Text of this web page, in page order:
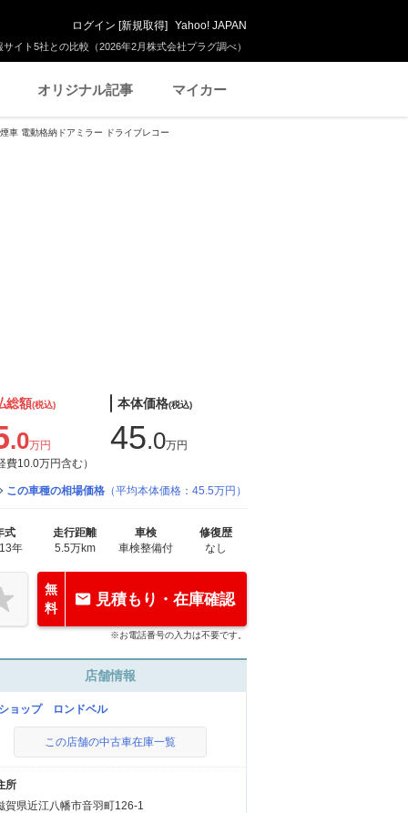
イト5社との比較（2026年2月株式会社プラグ調べ）
ログイン [新規取得] Yahoo! JAPAN
オリジナル記事 マイカー
車 電動格納ドアミラー ドライブレコー
総額(税込)
.0万円
費10.0万円含む）
本体価格(税込)
45.0万円
この車種の相場価格 （平均本体価格：45.5万円）
式
年
走行距離
5.5万km
車検
車検整備付
修復歴
なし
無
料
見積もり・在庫確認
※お電話番号の入力は不要です。
店舗情報
ョップ ロンドベル
この店舗の中古車在庫一覧
所
賀県近江八幡市音羽町126-1